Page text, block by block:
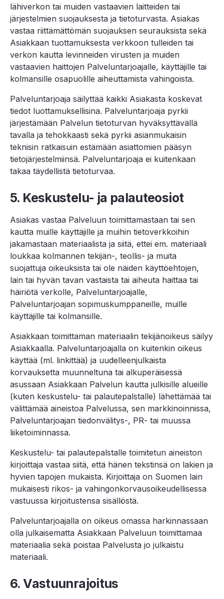
lähiverkon tai muiden vastaavien laitteiden tai
järjestelmien suojauksesta ja tietoturvasta. Asiakas
vastaa riittämättömän suojauksen seurauksista sekä
Asiakkaan tuottamuksesta verkkoon tulleiden tai
verkon kautta levinneiden virusten ja muiden
vastaavien haittojen Palveluntarjoajalle, käyttäjille tai
kolmansille osapuolille aiheuttamista vahingoista.
Palveluntarjoaja säilyttää kaikki Asiakasta koskevat
tiedot luottamuksellisina. Palveluntarjoaja pyrkii
järjestämään Palvelun tietoturvan hyväksyttävällä
tavalla ja tehokkaasti sekä pyrkii asianmukaisin
teknisin ratkaisuin estämään asiattomien pääsyn
tietojärjestelmiinsä. Palveluntarjoaja ei kuitenkaan
takaa täydellistä tietoturvaa.
5. Keskustelu- ja palauteosiot
Asiakas vastaa Palveluun toimittamastaan tai sen
kautta muille käyttäjille ja muihin tietoverkkoihin
jakamastaan materiaalista ja siitä, ettei em. materiaali
loukkaa kolmannen tekijän-, teollis- ja muita
suojattuja oikeuksista tai ole näiden käyttöehtojen,
lain tai hyvän tavan vastaista tai aiheuta haittaa tai
häiriötä verkolle, Palveluntarjoajalle,
Palveluntarjoajan sopimuskumppaneille, muille
käyttäjille tai kolmansille.
Asiakkaan toimittaman materiaalin tekijänoikeus säilyy
Asiakkaalla. Palveluntarjoajalla on kuitenkin oikeus
käyttää (ml. linkittää) ja uudelleenjulkaista
korvauksetta muunneltuna tai alkuperäisessä
asussaan Asiakkaan Palvelun kautta julkisille alueille
(kuten keskustelu- tai palautepalstalle) lähettämää tai
välittämää aineistoa Palvelussa, sen markkinoinnissa,
Palveluntarjoajan tiedonvälitys-, PR- tai muussa
liiketoiminnassa.
Keskustelu- tai palautepalstalle toimitetun aineiston
kirjoittaja vastaa siitä, että hänen tekstinsä on lakien ja
hyvien tapojen mukaista. Kirjoittaja on Suomen lain
mukaisesti rikos- ja vahingonkorvausoikeudellisessa
vastuussa kirjoitustensa sisällöstä.
Palveluntarjoajalla on oikeus omassa harkinnassaan
olla julkaisematta Asiakkaan Palveluun toimittamaa
materiaalia sekä poistaa Palvelusta jo julkaistu
materiaali.
6. Vastuunrajoitus